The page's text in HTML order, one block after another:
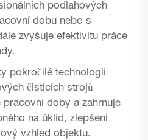
podlahových
dobu nebo s
zvyšuje efektivitu práce
pokročilé technologii
čisticích strojů
doby a zahrnuje
na úklid, zlepšení
vzhled objektu.